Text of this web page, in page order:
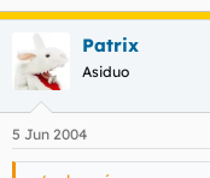
Patrix
Asiduo
5 Jun 2004